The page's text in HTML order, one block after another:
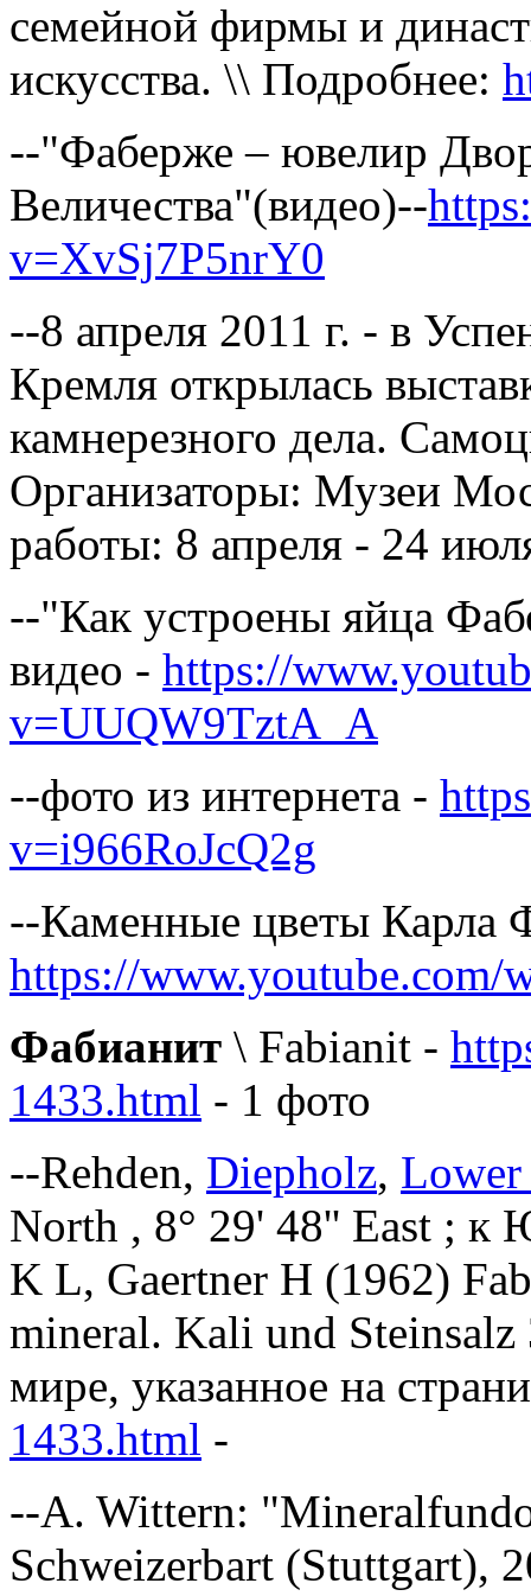
семейной фирмы и
искусства. \\ Подробнее:
--"Фаберже – ювелир
Величества"(видео)--
v=XvSj7P5nrY0
--8 апреля 2011 г. - в
Кремля открылась
камнерезного дела.
Организаторы: Музеи
работы: 8 апреля - 24
--"Как устроены яйца
видео - https://
v=UUQW9TztA_A
--фото из интернета -
v=i966RoJcQ2g
--Каменные цветы Карла
https://www.youtube.com/
Фабианит \ Fabianit -
1433.html - 1 фото
--Rehden, Diepholz, Lower
North , 8° 29' 48'' East ; к
K L, Gaertner H (1962)
mineral. Kali und
мире, указанное на
1433.html -
--A. Wittern:
Schweizerbart (Stuttgart),